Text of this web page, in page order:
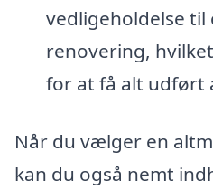
vedligeholdelse
renovering,
for at få alt udført
Når du vælger en
kan du også nemt